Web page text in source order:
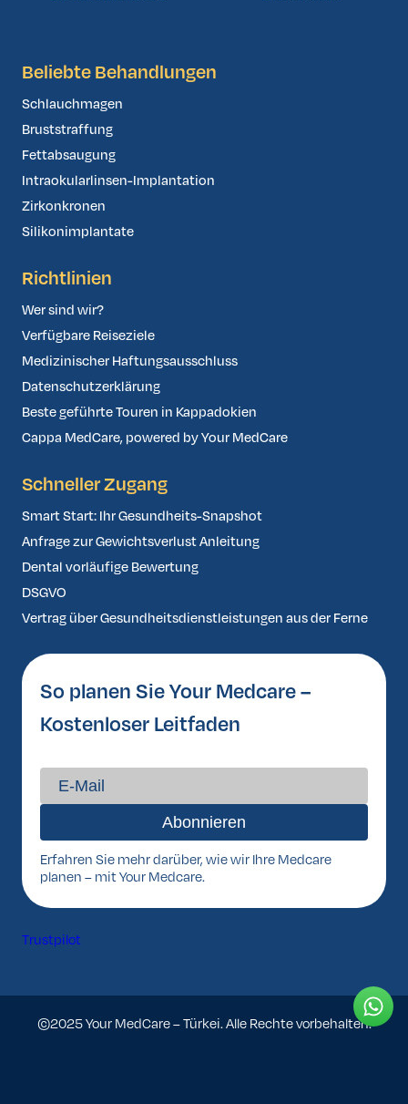
Beliebte Behandlungen
Schlauchmagen
Bruststraffung
Fettabsaugung
Intraokularlinsen-Implantation
Zirkonkronen
Silikonimplantate
Richtlinien
Wer sind wir?
Verfügbare Reiseziele
Medizinischer Haftungsausschluss
Datenschutzerklärung
Beste geführte Touren in Kappadokien
Cappa MedCare, powered by Your MedCare
Schneller Zugang
Smart Start: Ihr Gesundheits-Snapshot
Anfrage zur Gewichtsverlust Anleitung
Dental vorläufige Bewertung
DSGVO
Vertrag über Gesundheitsdienstleistungen aus der Ferne
So planen Sie Your Medcare –
Kostenloser Leitfaden
Erfahren Sie mehr darüber, wie wir Ihre Medcare
planen – mit Your Medcare.
Trustpilot
©2025 Your MedCare – Türkei. Alle Rechte vorbehalten.